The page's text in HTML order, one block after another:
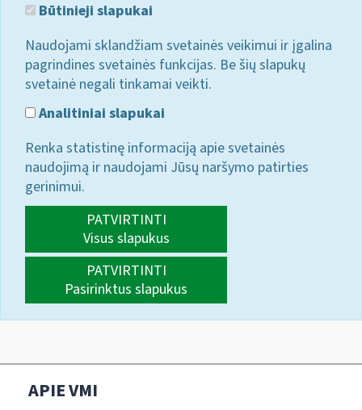
Būtinieji slapukai
Naudojami sklandžiam svetainės veikimui ir įgalina
pagrindines svetainės funkcijas. Be šių slapukų
svetainė negali tinkamai veikti.
Analitiniai slapukai
Renka statistinę informaciją apie svetainės
naudojimą ir naudojami Jūsų naršymo patirties
gerinimui.
PATVIRTINTI
Visus slapukus
PATVIRTINTI
Pasirinktus slapukus
APIE VMI